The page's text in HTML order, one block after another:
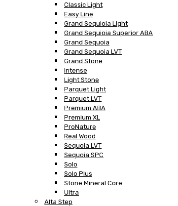
Classic Light
Easy Line
Grand Sequioia Light
Grand Sequioia Superior ABA
Grand Sequoia
Grand Sequoia LVT
Grand Stone
Intense
Light Stone
Parquet Light
Parquet LVT
Premium ABA
Premium XL
ProNature
Real Wood
Sequoia LVT
Sequoia SPC
Solo
Solo Plus
Stone Mineral Core
Ultra
Alta Step